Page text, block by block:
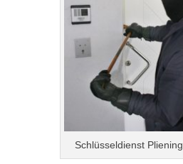
Schlüsseldienst